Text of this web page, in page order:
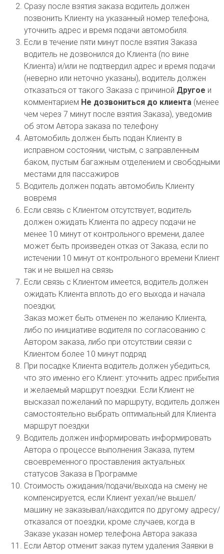
Сразу после взятия заказа водитель должен
позвонить Клиенту на указанный номер телефона,
уточнить адрес и время подачи автомобиля.
Если в течение пяти минут после взятия Заказа
водитель не дозвонился до Клиента (по вине
Клиента) и/или не подтвердил адрес и время подачи
(неверно или неточно указаны), водитель должен
отказаться от такого Заказа с причиной Другое и
комментарием Не дозвониться до клиента (менее
чем через 7 минут после взятия Заказа), уведомив
об этом Автора заказа по телефону
Автомобиль должен быть подан Клиенту в
исправном состоянии, чистым, с заправленным
баком, пустым багажным отделением и свободными
местами для пассажиров
Водитель должен подать автомобиль Клиенту
вовремя
Если связь с Клиентом отсутствует, водитель
должен ожидать Клиента по адресу подачи не
менее 10 минут от контрольного времени, далее
может быть произведен отказ от Заказа, если по
истечении 10 минут от контрольного времени Клиент
так и не вышел на связь
Если связь с Клиентом имеется, водитель должен
ожидать Клиента вплоть до его выхода и начала
поездки;
Заказ может быть отменен по желанию Клиента,
либо по инициативе водителя по согласованию с
Автором заказа, либо при отсутствии связи с
Клиентом более 10 минут подряд
При посадке Клиента водитель должен убедиться,
что это именно его Клиент: уточнить адрес прибытия
и желаемый маршрут поездки. Если Клиент не
высказал пожеланий по маршруту, водитель должен
самостоятельно выбрать оптимальный для Клиента
маршрут поездки
Водитель должен информировать информировать
Автора о процессе выполнения Заказа, путем
своевременного проставления актуальных
статусов Заказа в Программе
Стоимость ожидания/подачи/выхода на смену не
компенсируется, если Клиент уехал/не вышел/
машину не заказывал/находится по другому адресу/
отказался от поездки, кроме случаев, когда в
Заказе указан номер телефона Автора заказа
Если Автор отменит заказ путем удаления Заявки в